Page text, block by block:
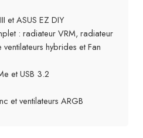
et ASUS EZ DIY
: radiateur VRM, radiateur
hybrides et Fan
et USB 3.2
et ventilateurs ARGB